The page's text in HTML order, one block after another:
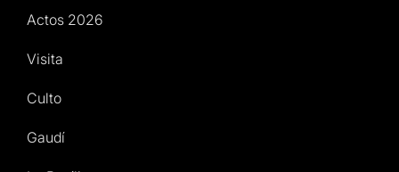
Actos 2026
Visita
Culto
Gaudí